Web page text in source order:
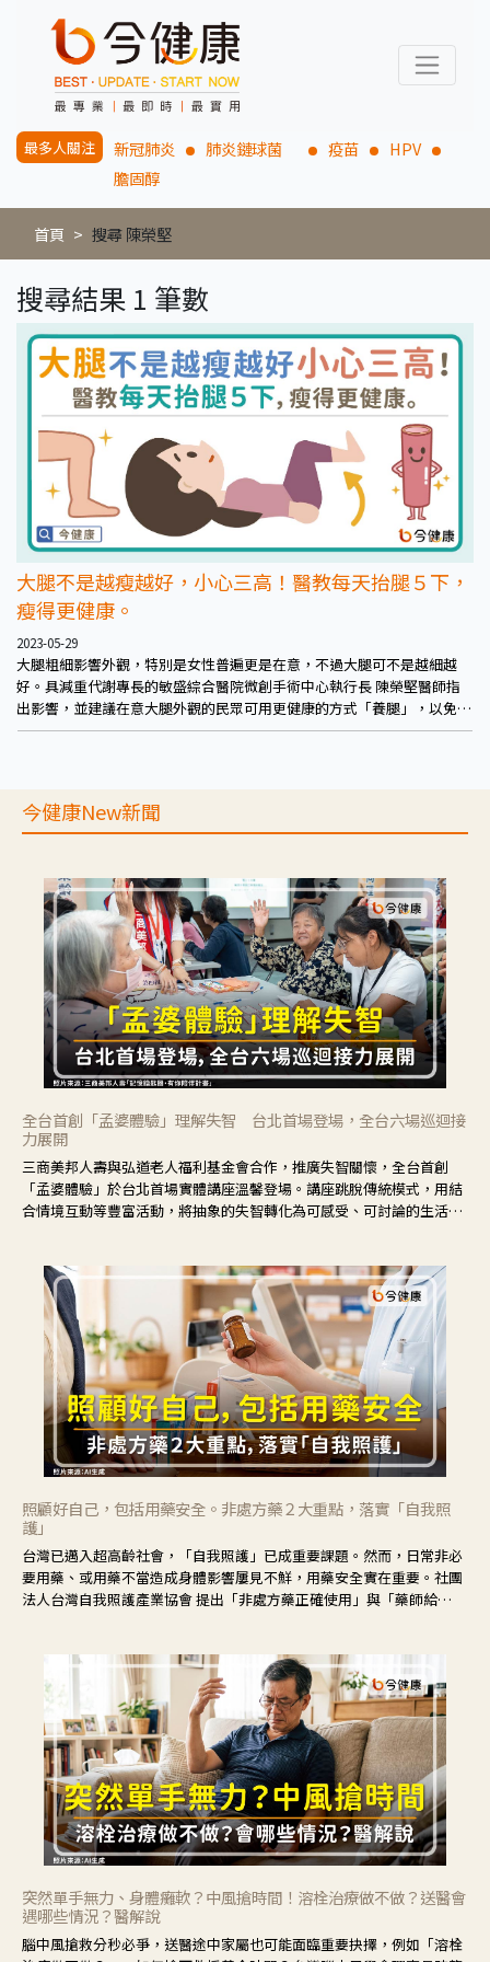
最多人關注 新冠肺炎 肺炎鏈球菌 疫苗
HPV
膽固醇
首頁 搜尋 陳榮堅
搜尋結果 1 筆數
大腿不是越瘦越好，小心三高！醫教每天抬腿５下，
瘦得更健康。
2023-05-29
大腿粗細影響外觀，特別是女性普遍更是在意，不過大腿可不是越細越
好。具減重代謝專長的敏盛綜合醫院微創手術中心執行長 陳榮堅醫師指
出影響，並建議在意大腿外觀的民眾可用更健康的方式「養腿」，以免大
腿瘦出病來。
今健康New新聞
全台首創「孟婆體驗」理解失智 台北首場登場，全台六場巡迴接
力展開
三商美邦人壽與弘道老人福利基金會合作，推廣失智關懷，全台首創
「孟婆體驗」於台北首場實體講座溫馨登場。講座跳脫傳統模式，用結
合情境互動等豐富活動，將抽象的失智轉化為可感受、可討論的生活情
照顧好自己，包括用藥安全。非處方藥２大重點，落實「自我照
護」
台灣已邁入超高齡社會，「自我照護」已成重要課題。然而，日常非必
要用藥、或用藥不當造成身體影響屢見不鮮，用藥安全實在重要。社團
法人台灣自我照護產業協會 提出「非處方藥正確使用」與「藥師給
突然單手無力、身體癱軟？中風搶時間！溶栓治療做不做？送醫會
遇哪些情況？醫解說
腦中風搶救分秒必爭，送醫途中家屬也可能面臨重要抉擇，例如「溶栓